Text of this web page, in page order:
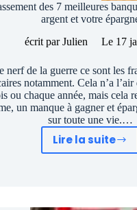
des 7 meilleures
argent et votre
écrit par Julien Le 17
nerf de la guerre ce sont les
notamment. Cela n’a
ou chaque année, mais cela
un manque à gagner et
sur toute une vie.…
Lire la suite